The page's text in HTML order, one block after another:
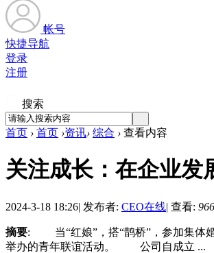
帐号
快捷导航
登录
注册
搜索
首页 › 首页 ›资讯› 综合 › 查看内容
关注成长：在企业发
2024-3-18 18:26| 发布者: CEO在线| 查看: 966
摘要: 当“红娘”，搭“鹊桥”，参加集体婚
举办的青年联谊活动。 公司自成立 ...